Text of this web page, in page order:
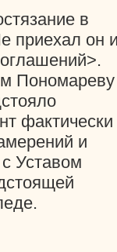
в
приехал он
Пономареву
фактически
и
Уставом